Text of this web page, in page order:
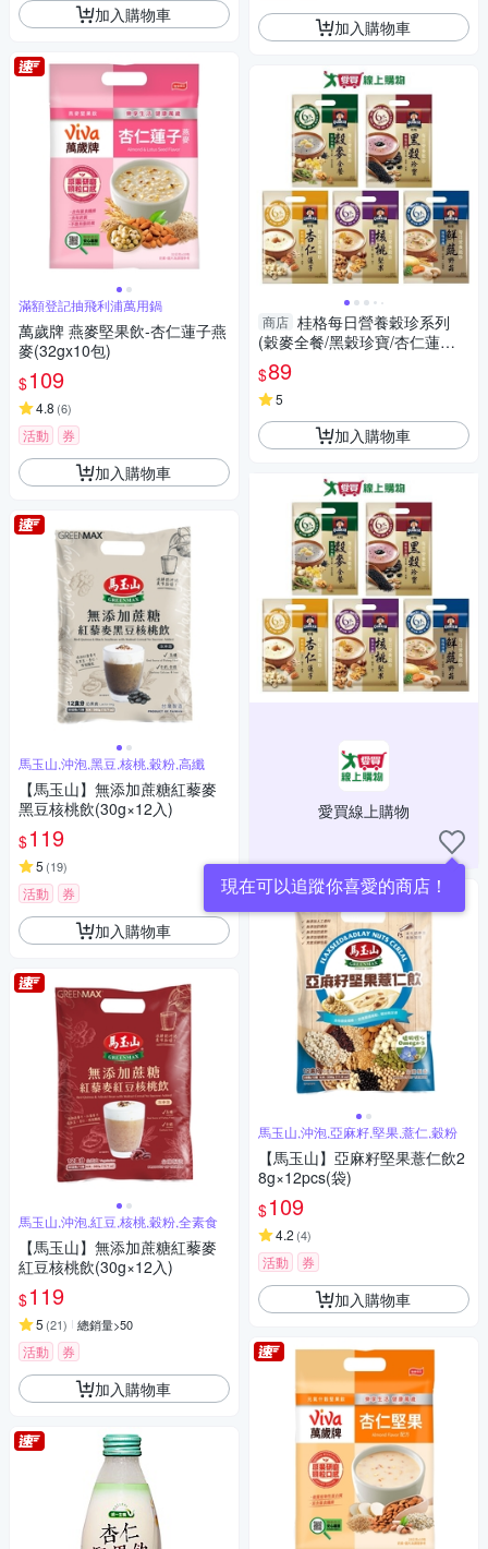
加入購物車
滿額登記抽飛利浦萬用鍋
萬歲牌 燕麥堅果飲-杏仁蓮子燕
麥(32gx10包)
$109
4.8 (6)
活動 券
加入購物車
馬玉山,沖泡,黑豆,核桃,穀粉,高纖
【馬玉山】無添加蔗糖紅藜麥
黑豆核桃飲(30g×12入)
$119
5 (19)
活動 券
加入購物車
馬玉山,沖泡,紅豆,核桃,穀粉,全素食
【馬玉山】無添加蔗糖紅藜麥
紅豆核桃飲(30g×12入)
$119
5 (21) 總銷量>50
活動 券
加入購物車
加入購物車
商店 桂格每日營養穀珍系列
(穀麥全餐/黑穀珍寶/杏仁蓮子/
核桃堅果/鮮蔬野菇)(10入/袋)
【愛買】
$89
5
加入購物車
愛買線上購物
現在可以追蹤你喜愛的商店！
馬玉山,沖泡,亞麻籽,堅果,薏仁,穀粉
【馬玉山】亞麻籽堅果薏仁飲2
8g×12pcs(袋)
$109
4.2 (4)
活動 券
加入購物車